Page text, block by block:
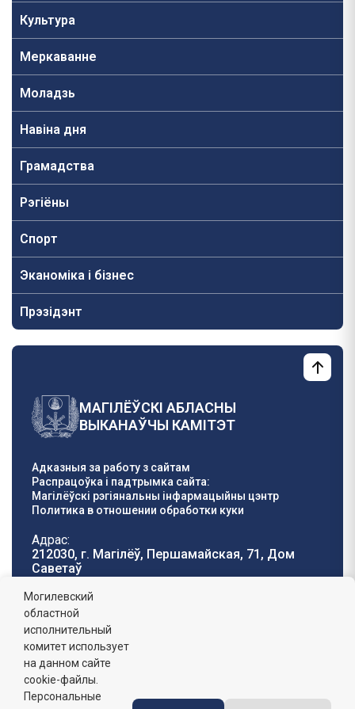
Культура
Меркаванне
Моладзь
Навiна дня
Грамадства
Рэгіёны
Спорт
Эканоміка і бізнес
Прэзідэнт
МАГІЛЁЎСКІ АБЛАСНЫ
ВЫКАНАЎЧЫ КАМІТЭТ
Адказныя за работу з сайтам
Распрацоўка і падтрымка сайта:
Магілёўскі рэгіянальны інфармацыйны цэнтр
Политика в отношении обработки куки
Адрас:
212030, г. Магілёў, Першамайская, 71, Дом
Саветаў
Тэлефон гарачай
лініі:
8 (0222) 71-32-55
Графік работы:
пн-пт: 8.00 - 17.00, сб-н: выхадны,
абедзенны перапынак: 13:00 - 14:00
Могилевский
областной
исполнительный
комитет использует
на данном сайте
cookie-файлы.
Персональные